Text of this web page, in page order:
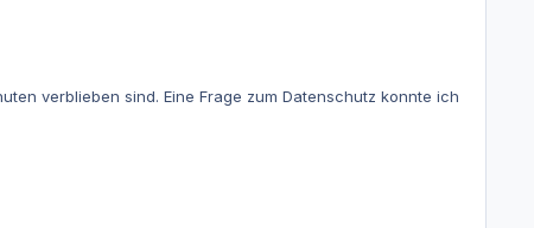
verblieben sind. Eine Frage zum Datenschutz konnte ich